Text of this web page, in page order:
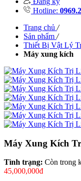
Hotline:
Trang chủ /
Sản phẩm /
Thiết Bị Vật Lý
Máy xung kích
Máy Xung Kích
Tình trạng: Còn trong
45,000,000đ